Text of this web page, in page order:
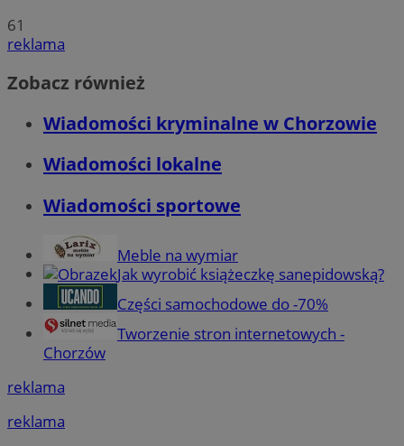
61
reklama
Zobacz również
Wiadomości kryminalne w Chorzowie
Wiadomości lokalne
Wiadomości sportowe
Meble na wymiar
Jak wyrobić książeczkę sanepidowską?
Części samochodowe do -70%
Tworzenie stron internetowych -
Chorzów
reklama
reklama